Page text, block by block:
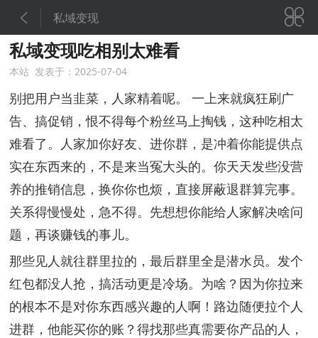
 私域变现 
私域变现吃相别太难看
本站 发表于：2025-07-04
别把用户当韭菜，人家精着呢。 一上来就疯狂刷广
告、搞促销，恨不得每个粉丝马上掏钱，这种吃相太
难看了。人家加你好友、进你群，是冲着你能提供点
实在东西来的，不是来当冤大头的。你天天发些没营
养的推销信息，换你你也烦，直接屏蔽退群算完事。
关系得慢慢处，急不得。先想想你能给人家解决啥问
题，再谈赚钱的事儿。
那些见人就往群里拉的，最后群里全是潜水员。发个
红包都没人抢，搞活动更是冷场。为啥？因为你拉来
的根本不是对你东西感兴趣的人啊！路边随便拉个人
进群，他能买你的账？得找那些真需要你产品的人，